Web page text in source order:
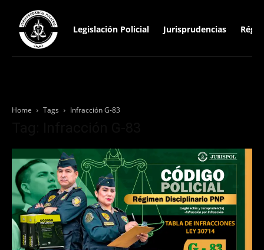
Legislación Policial Jurisprudencias
Home Tags Infracción G-83